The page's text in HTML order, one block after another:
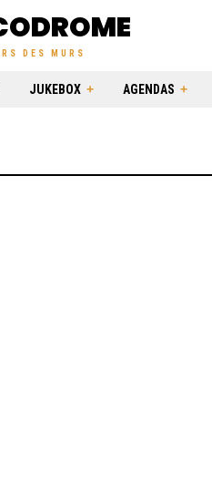
DES MURS
JUKEBOX AGENDAS